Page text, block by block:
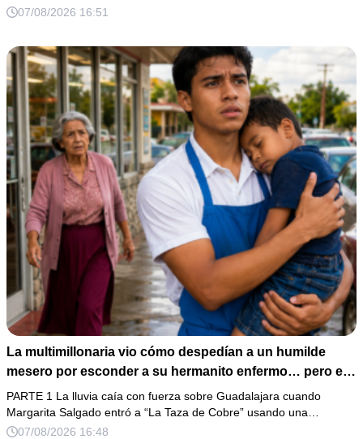
07/08/2026 16:51
La multimillonaria vio cómo despedían a un humilde
mesero por esconder a su hermanito enfermo… pero el
verdadero escándalo estaba a punto de estallar.
PARTE 1 La lluvia caía con fuerza sobre Guadalajara cuando
Margarita Salgado entró a “La Taza de Cobre” usando una…
07/08/2026 16:48